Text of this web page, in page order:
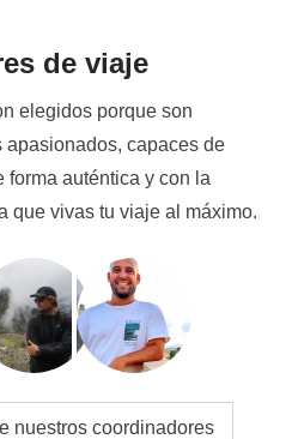
de viaje
elegidos porque son
apasionados, capaces de
forma auténtica y con la
que vivas tu viaje al máximo.
nuestros coordinadores